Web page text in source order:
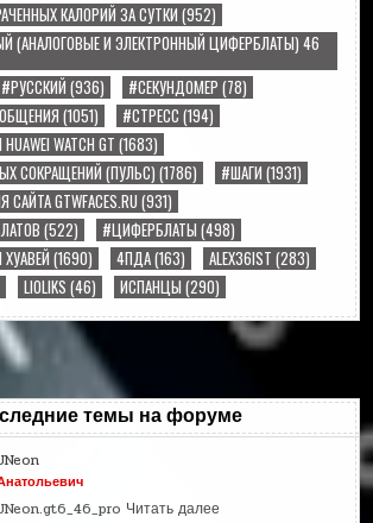
КАЛОРИЙ ЗА СУТКИ (952)
(АНАЛОГОВЫЕ И ЭЛЕКТРОННЫЙ ЦИФЕРБЛАТЫ) 46
#РУССКИЙ (936) #СЕКУНДОМЕР (78)
(1051) #СТРЕСС (194)
WATCH GT (1683)
СОКРАЩЕНИЙ (ПУЛЬС)(1786) #ШАГИ (1931)
GTWFACES.RU (931)
(522) #ЦИФЕРБЛАТЫ (498)
(1690) 4ПДА(163) ALEX36IST (283)
LIOLIKS (46) ИСПАНЦЫ (290)
темы на форуме
Читать далее